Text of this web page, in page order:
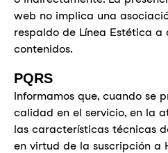
web no implica una
respaldo de Línea Estética a
contenidos.
PQRS
Informamos que, cuando se
calidad en el servicio, en la
las características técnicas
en virtud de la suscripción a